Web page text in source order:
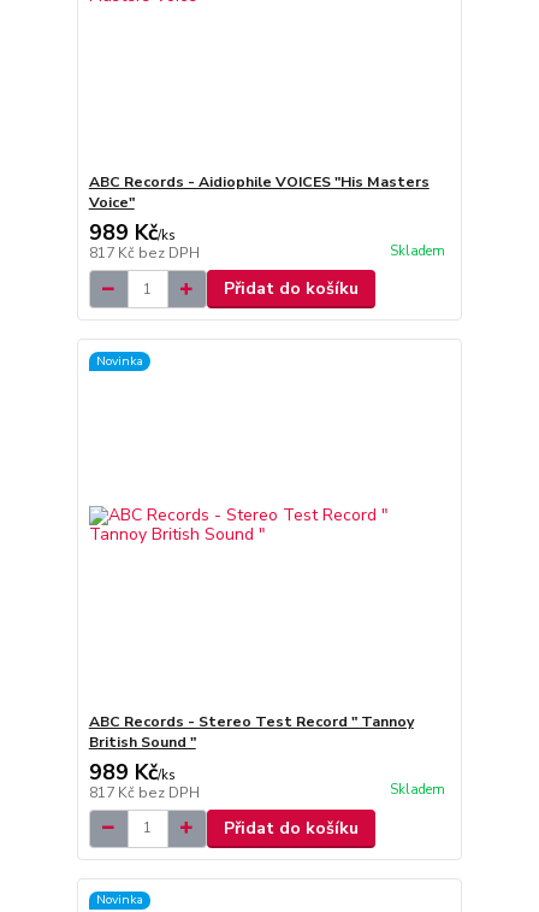
ABC Records - Aidiophile VOICES "His Masters
Voice"
989 Kč/ks
817 Kč bez DPH Skladem
Přidat do košíku
Novinka
ABC Records - Stereo Test Record " Tannoy
British Sound "
989 Kč/ks
817 Kč bez DPH Skladem
Přidat do košíku
Novinka